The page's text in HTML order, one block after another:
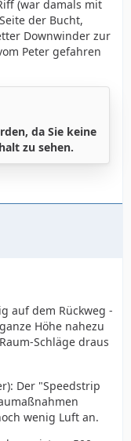
(war damals mit
der Bucht,
Downwinder zur
Peter gefahren
da Sie keine
zu sehen.
auf dem Rückweg -
Höhe nahezu
Schläge draus
Der "Speedstrip
wenig Luft an.